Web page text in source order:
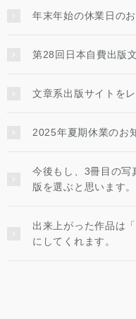
年末年始の休業日の
第28回日本自費出版
文章系出版サイトを
2025年夏期休業のお
今後もし、3冊目の写
版を選ぶと思います。
出来上がった作品は
にしてくれます。